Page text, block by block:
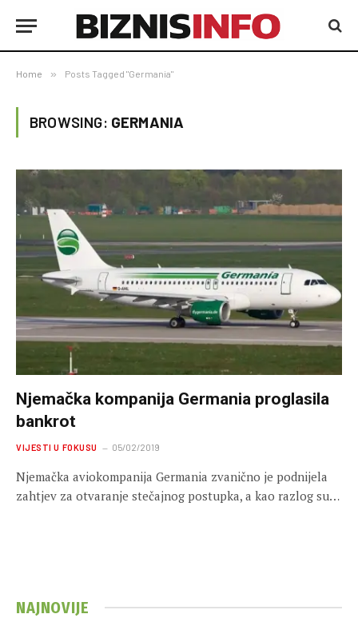
Home » Posts Tagged "Germania"
BROWSING: GERMANIA
Njemačka kompanija Germania proglasila
bankrot
VIJESTI U FOKUSU 05/02/2019
Njemačka aviokompanija Germania zvanično je podnijela
zahtjev za otvaranje stečajnog postupka, a kao razlog su…
NAJNOVIJE